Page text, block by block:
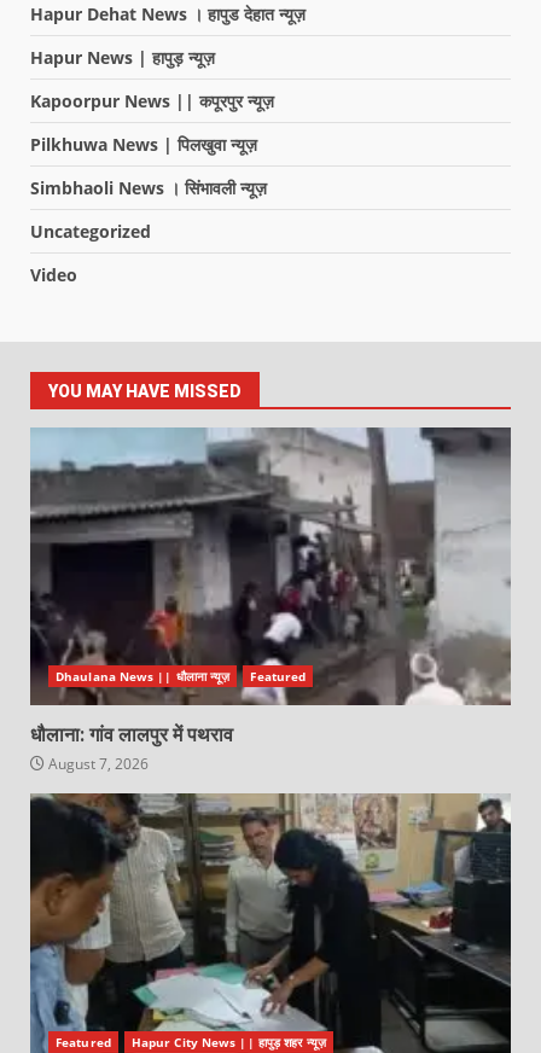
Hapur Dehat News । हापुड देहात न्यूज़
Hapur News | हापुड़ न्यूज़
Kapoorpur News || कपूरपुर न्यूज़
Pilkhuwa News | पिलखुवा न्यूज़
Simbhaoli News । सिंभावली न्यूज़
Uncategorized
Video
YOU MAY HAVE MISSED
Dhaulana News || धौलाना न्यूज़ Featured
धौलाना: गांव लालपुर में पथराव
August 7, 2026
Featured Hapur City News || हापुड़ शहर न्यूज़